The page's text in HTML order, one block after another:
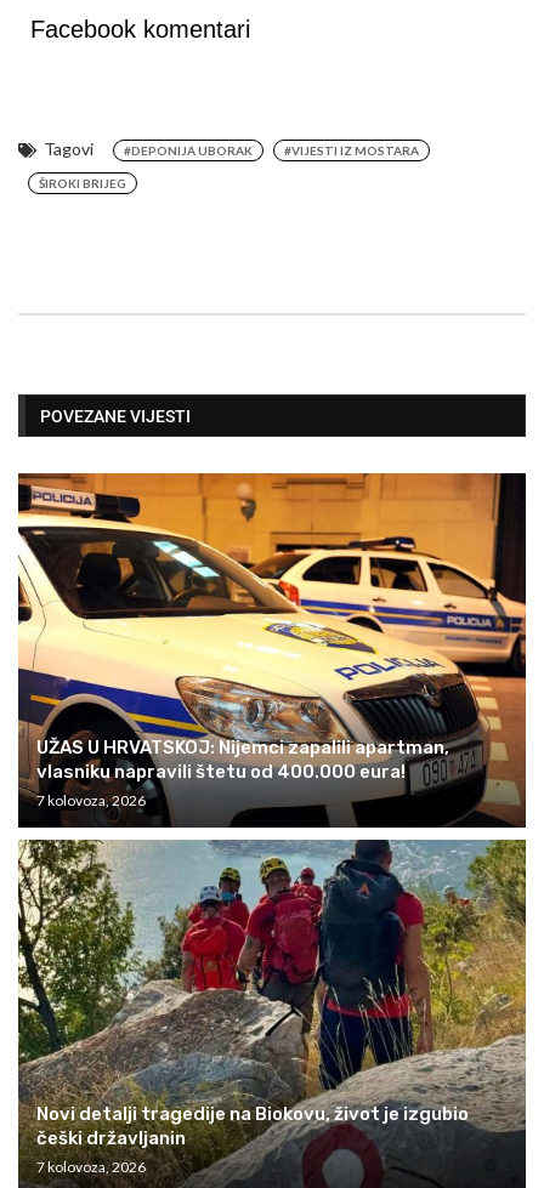
Facebook komentari
Tagovi #DEPONIJA UBORAK #VIJESTI IZ MOSTARA
ŠIROKI BRIJEG
POVEZANE VIJESTI
UŽAS U HRVATSKOJ: Nijemci zapalili apartman,
vlasniku napravili štetu od 400.000 eura!
7 kolovoza, 2026
Novi detalji tragedije na Biokovu, život je izgubio
češki državljanin
7 kolovoza, 2026